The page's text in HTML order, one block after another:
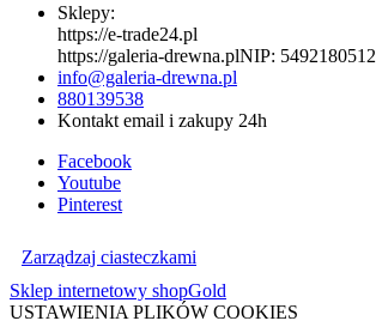
Sklepy:
https://e-trade24.pl
https://galeria-drewna.plNIP: 5492180512
info@galeria-drewna.pl
880139538
Kontakt email i zakupy 24h
Facebook
Youtube
Pinterest
Zarządzaj ciasteczkami
Sklep internetowy shopGold
USTAWIENIA PLIKÓW COOKIES